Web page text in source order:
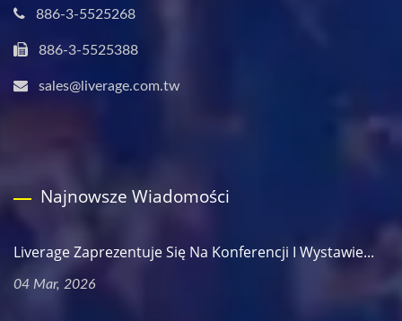
886-3-5525268
886-3-5525388
sales@liverage.com.tw
Najnowsze Wiadomości
Liverage Zaprezentuje Się Na Konferencji I Wystawie...
04 Mar, 2026